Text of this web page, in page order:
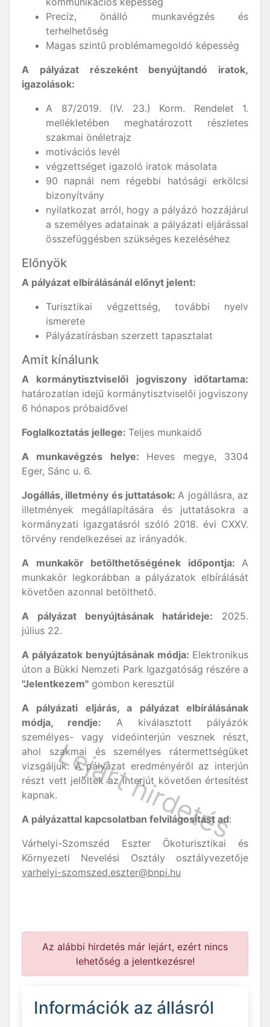
Precíz, önálló munkavégzés és
terhelhetőség
Magas szintű problémamegoldó képesség
A pályázat részeként benyújtandó iratok,
igazolások:
A 87/2019. (IV. 23.) Korm. Rendelet 1.
mellékletében meghatározott részletes
szakmai önéletrajz
motivációs levél
végzettséget igazoló iratok másolata
90 napnál nem régebbi hatósági erkölcsi
bizonyítvány
nyilatkozat arról, hogy a pályázó hozzájárul
a személyes adatainak a pályázati eljárással
összefüggésben szükséges kezeléséhez
Előnyök
A pályázat elbírálásánál előnyt jelent:
Turisztikai végzettség, további nyelv
ismerete
Pályázatírásban szerzett tapasztalat
Amit kínálunk
A kormánytisztviselői jogviszony időtartama:
határozatlan idejű kormánytisztviselői jogviszony
6 hónapos próbaidővel
Foglalkoztatás jellege: Teljes munkaidő
A munkavégzés helye: Heves megye, 3304
Eger, Sánc u. 6.
Jogállás, illetmény és juttatások:A jogállásra, az
illetmények megállapítására és juttatásokra a
kormányzati igazgatásról szóló 2018. évi CXXV.
törvény rendelkezései az irányadók.
A munkakör betölthetőségének időpontja: A
munkakör legkorábban a pályázatok elbírálását
követően azonnal betölthető.
A pályázat benyújtásának határideje: 2025.
július 22.
A pályázatok benyújtásának módja: Elektronikus
úton a Bükki Nemzeti Park Igazgatóság részére a
"Jelentkezem" gombon keresztül
A pályázati eljárás, a pályázat elbírálásának
módja, rendje: A kiválasztott pályázók
személyes- vagy videóinterjún vesznek részt,
ahol szakmai és személyes rátermettségüket
vizsgáljuk. A pályázat eredményéről az interjún
részt vett jelöltek az interjút követően értesítést
kapnak.
A pályázattal kapcsolatban felvilágosítást ad:
Várhelyi-Szomszéd Eszter Ökoturisztikai és
Környezeti Nevelési Osztály osztályvezetője
varhelyi-szomszed.eszter@bnpi.hu
Az alábbi hirdetés már lejárt, ezért nincs
lehetőség a jelentkezésre!
Információk az állásról